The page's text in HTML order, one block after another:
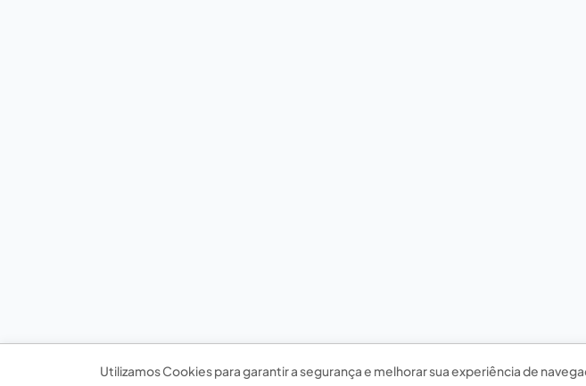
Utilizamos Cookies para garantir a segurança e melhorar sua experiência de